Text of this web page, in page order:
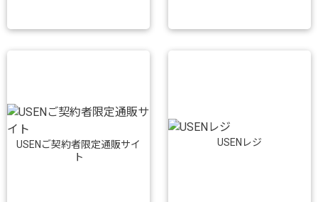
USENご契約者限定通販サイ
ト
USENレジ